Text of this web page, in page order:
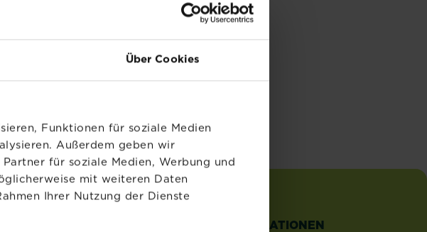
Über Cookies
Funktionen für soziale Medien
Außerdem geben wir
für soziale Medien, Werbung und
mit weiteren Daten
Ihrer Nutzung der Dienste
INFORMATIONEN